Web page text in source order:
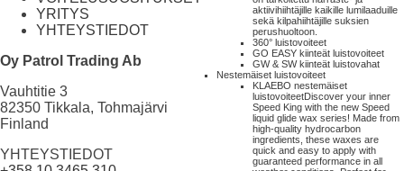
aktiivihiihtäjille kaikille lumilaaduille
sekä kilpahiihtäjille suksien
perushuoltoon.
360° luistovoiteet
GO EASY kiinteät luistovoiteet
GW & SW kiinteät luistovahat
Nestemäiset luistovoiteet
KLAEBO nestemäiset
luistovoiteetDiscover your inner
Speed King with the new Speed
liquid glide wax series! Made from
high-quality hydrocarbon
ingredients, these waxes are
quick and easy to apply with
guaranteed performance in all
YRITYS
YHTEYSTIEDOT
Oy Patrol Trading Ab
Vauhtitie 3
82350 Tikkala, Tohmajärvi
Finland
YHTEYSTIEDOT